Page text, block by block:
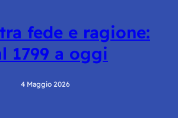
fede e ragione:
1799 a oggi
4 Maggio 2026